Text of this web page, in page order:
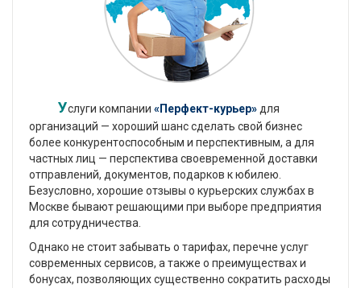
Услуги компании «Перфект-курьер» для
организаций — хороший шанс сделать свой бизнес
более конкурентоспособным и перспективным, а для
частных лиц — перспектива своевременной доставки
отправлений, документов, подарков к юбилею.
Безусловно, хорошие отзывы о курьерских службах в
Москве бывают решающими при выборе предприятия
для сотрудничества.
Однако не стоит забывать о тарифах, перечне услуг
современных сервисов, а также о преимуществах и
бонусах, позволяющих существенно сократить расходы